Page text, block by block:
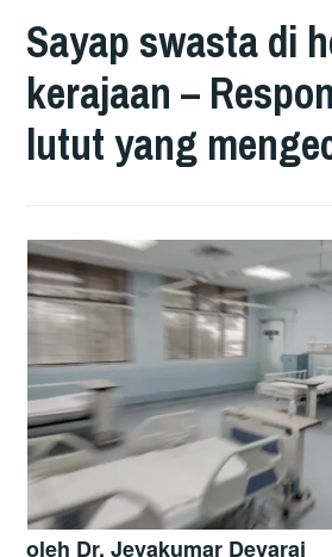
Sayap swasta di
kerajaan –
lutut yang
oleh Dr. Jeyakumar Devaraj